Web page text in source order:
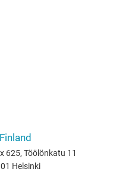
625, Töölönkatu 11
Helsinki